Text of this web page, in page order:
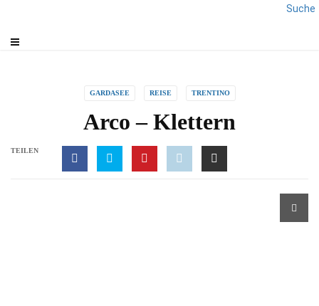
Suche
GARDASEE REISE TRENTINO
Arco – Klettern
TEILEN